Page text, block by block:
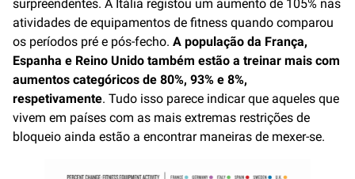
surpreendentes. A Itália registou um aumento de 105% nas
atividades de equipamentos de fitness quando comparou
os períodos pré e pós-fecho. A população da França,
Espanha e Reino Unido também estão a treinar mais com
aumentos categóricos de 80%, 93% e 8%,
respetivamente. Tudo isso parece indicar que aqueles que
vivem em países com as mais extremas restrições de
bloqueio ainda estão a encontrar maneiras de mexer-se.